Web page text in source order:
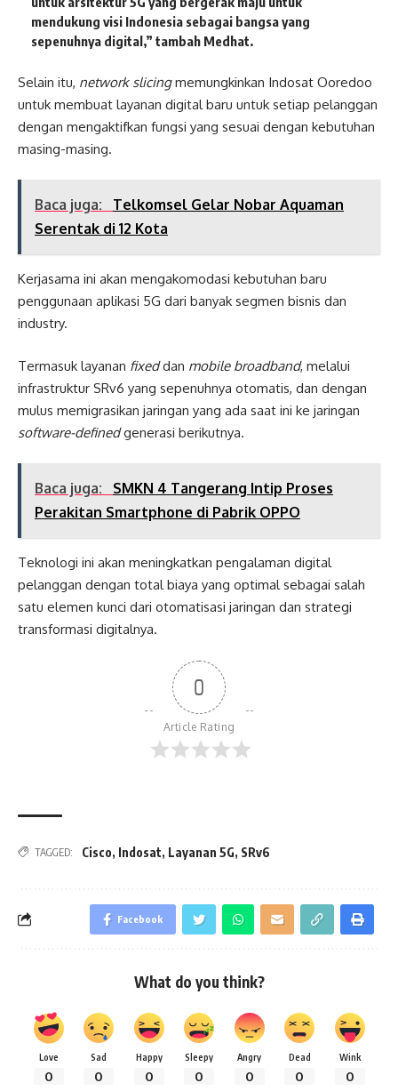
mendukung visi Indonesia sebagai bangsa yang
sepenuhnya digital,” tambah Medhat.
Selain itu, network slicingmemungkinkan Indosat Ooredoo
untuk membuat layanan digital baru untuk setiap pelanggan
dengan mengaktifkan fungsi yang sesuai dengan kebutuhan
masing-masing.
Baca juga:
Telkomsel Gelar Nobar Aquaman
Serentak di 12 Kota
Kerjasama ini akan mengakomodasi kebutuhan baru
penggunaan aplikasi 5G dari banyak segmen bisnis dan
industry.
Termasuk layanan fixeddan mobile broadband, melalui
infrastruktur SRv6 yang sepenuhnya otomatis, dan dengan
mulus memigrasikan jaringan yang ada saat ini ke jaringan
software-definedgenerasi berikutnya.
Baca juga:
SMKN 4 Tangerang Intip Proses
Perakitan Smartphone di Pabrik OPPO
Teknologi ini akan meningkatkan pengalaman digital
pelanggan dengan total biaya yang optimal sebagai salah
satu elemen kunci dari otomatisasi jaringan dan strategi
transformasi digitalnya.
0
Article Rating
TAGGED: Cisco, Indosat, Layanan 5G, SRv6
Facebook
What do you think?
Love
0
Sad
0
Happy
0
Sleepy
0
Angry
0
Dead
0
Wink
0